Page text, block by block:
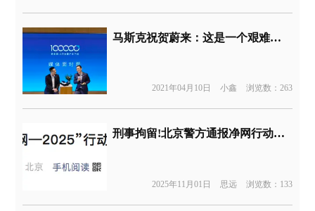
马斯克祝贺蔚来：这是一个艰难的里程碑
2021年04月10日 小鑫 浏览数：263
刑事拘留!北京警方通报净网行动典型案例
2025年11月01日 思远 浏览数：133